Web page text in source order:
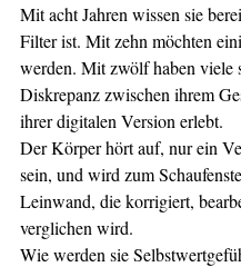
Mit acht Jahren wissen sie
Filter ist. Mit zehn möchten
werden. Mit zwölf haben viele
Diskrepanz zwischen ihrem
ihrer digitalen Version erlebt.
Der Körper hört auf, nur ein
sein, und wird zum
Leinwand, die korrigiert,
verglichen wird.
Wie werden sie